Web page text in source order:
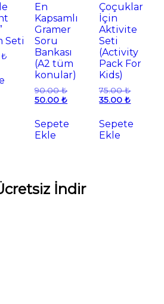
Seti
₺
En
Kapsamlı
Gramer
Soru
Bankası
(A2 tüm
konular)
90.00₺Orijinal
fiyat:
50.00₺Şu
50.00 ₺.
Sepete
Ekle
Çoçuklar
İçin
Aktivite
Seti
(Activity
Pack For
Kids)
75.00₺Orijinal
fiyat:
35.00₺Şu
35.00 ₺.
Sepete
Ekle
İndir